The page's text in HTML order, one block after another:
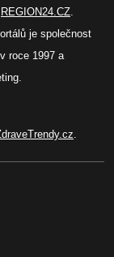
REGION24.CZ.
je společnost
roce 1997 a
.